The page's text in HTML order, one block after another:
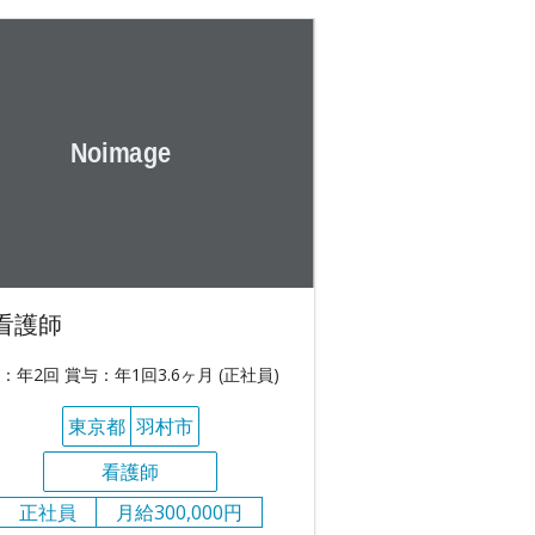
護師
年2回 賞与：年1回3.6ヶ月 (正社員)
東京都 羽村市
看護師
正社員
月給300,000円